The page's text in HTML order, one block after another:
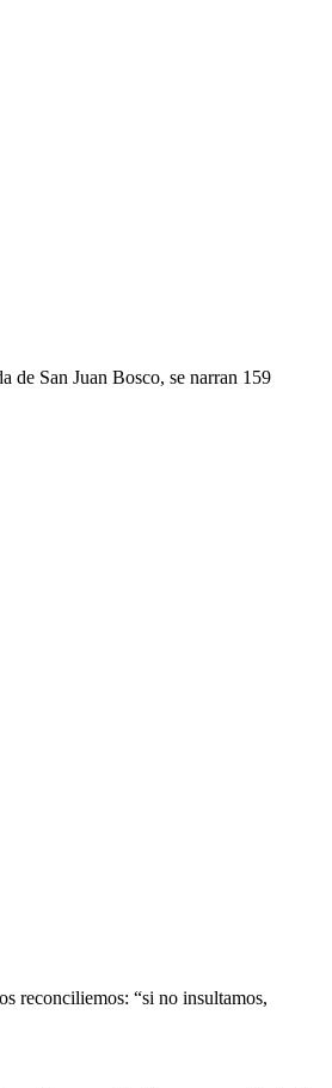
de San Juan Bosco, se narran 159
reconciliemos: “si no insultamos,